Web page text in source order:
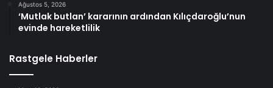
Ağustos 5, 2026
‘Mutlak butlan’ kararının ardından Kılıçdaroğlu’nun
evinde hareketlilik
Rastgele Haberler